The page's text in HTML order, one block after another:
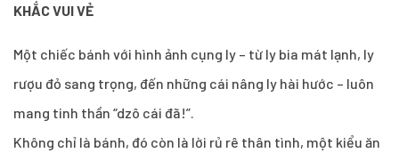
KHẮC VUI VẺ
Một chiếc bánh với hình ảnh cụng ly – từ ly bia mát lạnh, ly
rượu đỏ sang trọng, đến những cái nâng ly hài hước – luôn
mang tinh thần “dzô cái đã!”.
Không chỉ là bánh, đó còn là lời rủ rê thân tình, một kiểu ăn